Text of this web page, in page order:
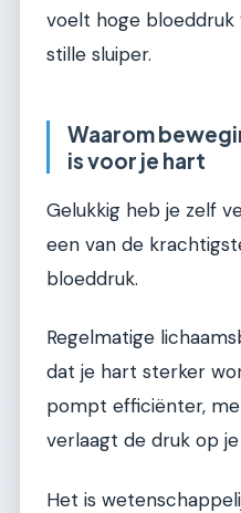
voelt hoge bloeddruk
stille sluiper.
Waarom
is voor je hart
Gelukkig heb je zelf
een van de
bloeddruk.
Regelmatige
dat je hart sterker
pompt efficiënter,
verlaagt de druk op je
Het is